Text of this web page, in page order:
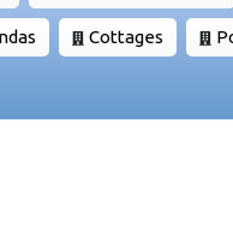
Cottages